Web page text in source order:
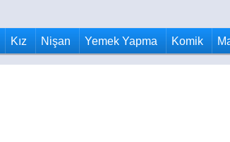
Kız Nişan Yemek Yapma Komik